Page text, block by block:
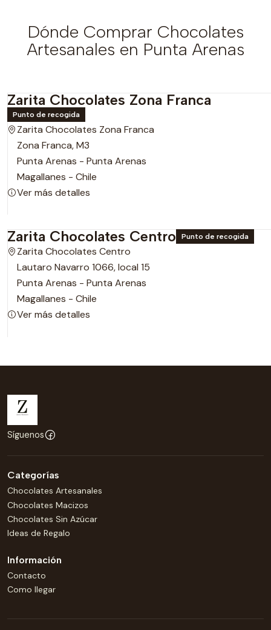
Dónde Comprar Chocolates
Artesanales en Punta Arenas
Zarita Chocolates Zona Franca
Punto de recogida
Zarita Chocolates Zona Franca
Zona Franca, M3
Punta Arenas - Punta Arenas
Magallanes - Chile
Ver más detalles
Zarita Chocolates Centro Punto de recogida
Zarita Chocolates Centro
Lautaro Navarro 1066, local 15
Punta Arenas - Punta Arenas
Magallanes - Chile
Ver más detalles
Síguenos
Categorías
Chocolates Artesanales
Chocolates Macizos
Chocolates Sin Azúcar
Ideas de Regalo
Información
Contacto
Como llegar